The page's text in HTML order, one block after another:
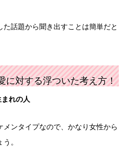
話題から聞き出すことは簡単だと
に対する浮ついた考え方！
まれの人
メンタイプなので、かなり女性から
。